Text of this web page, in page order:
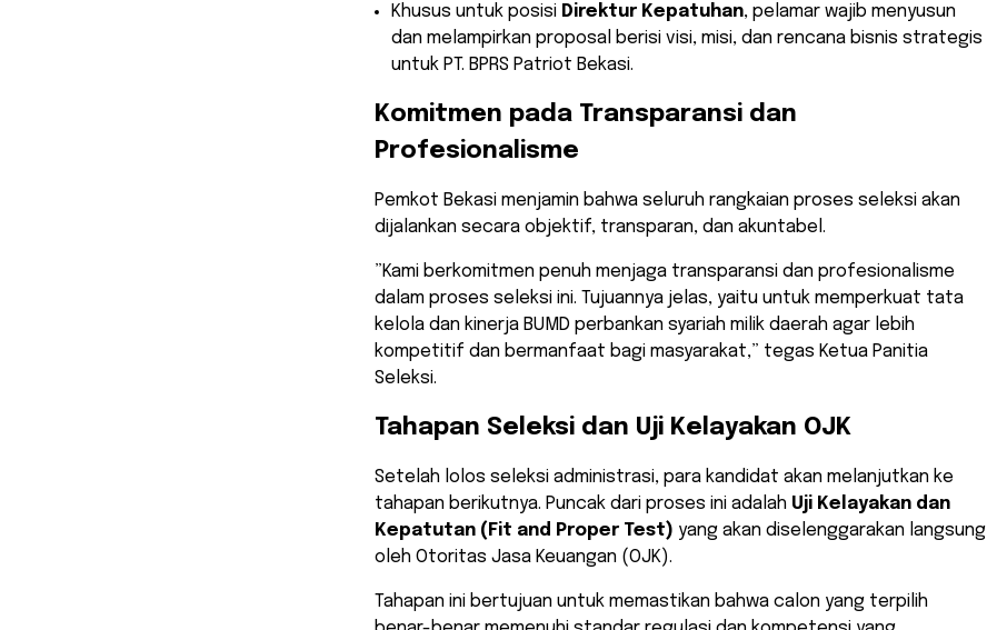
​Khusus untuk posisi Direktur Kepatuhan, pelamar wajib menyusun
dan melampirkan proposal berisi visi, misi, dan rencana bisnis strategis
untuk PT. BPRS Patriot Bekasi.
Komitmen pada Transparansi dan
Profesionalisme
​Pemkot Bekasi menjamin bahwa seluruh rangkaian proses seleksi akan
dijalankan secara objektif, transparan, dan akuntabel.
​”Kami berkomitmen penuh menjaga transparansi dan profesionalisme
dalam proses seleksi ini. Tujuannya jelas, yaitu untuk memperkuat tata
kelola dan kinerja BUMD perbankan syariah milik daerah agar lebih
kompetitif dan bermanfaat bagi masyarakat,” tegas Ketua Panitia
Seleksi.
Tahapan Seleksi dan Uji Kelayakan OJK
Setelah lolos seleksi administrasi, para kandidat akan melanjutkan ke
tahapan berikutnya. Puncak dari proses ini adalah Uji Kelayakan dan
Kepatutan (Fit and Proper Test) yang akan diselenggarakan langsung
oleh Otoritas Jasa Keuangan (OJK).
Tahapan ini bertujuan untuk memastikan bahwa calon yang terpilih